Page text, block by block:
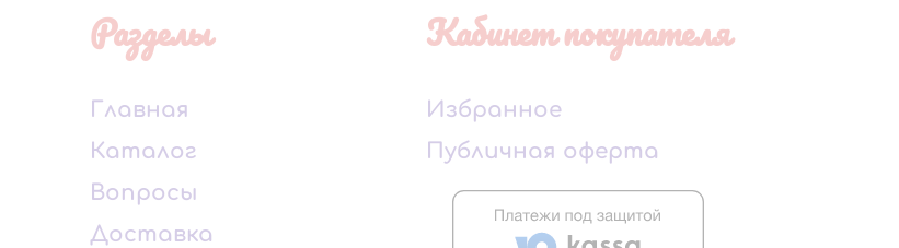
Разделы
Главная
Каталог
Вопросы
Доставка
Кабинет покупателя
Избранное
Публичная оферта